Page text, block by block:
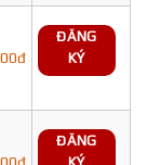
ĐĂNG
KÝ
ĐĂNG